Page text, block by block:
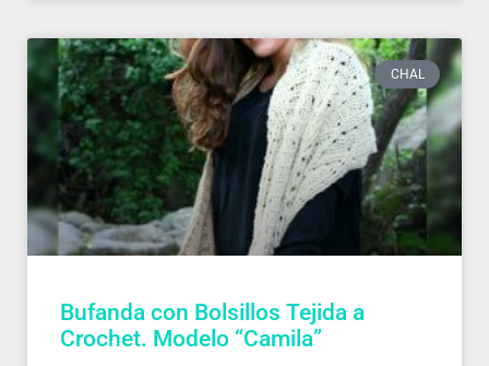
CHAL
Bufanda con Bolsillos Tejida a
Crochet. Modelo “Camila”